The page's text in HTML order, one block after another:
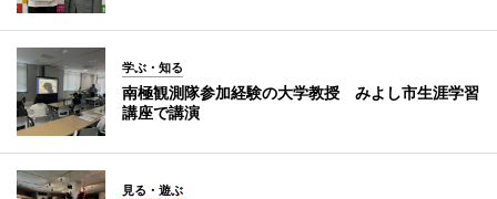
学ぶ・知る
南極観測隊参加経験の大学教授 みよし市生涯学習
講座で講演
見る・遊ぶ